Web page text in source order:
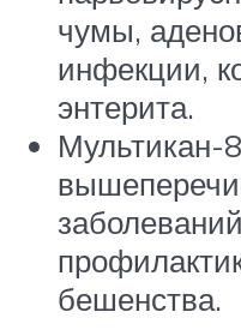
чумы,
инфекции,
энтерита.
Мультикан-
бешенства.